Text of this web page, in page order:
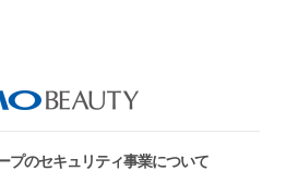
プのセキュリティ事業について